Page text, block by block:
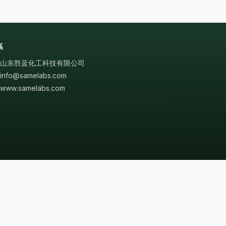
山东胜蓝化工科技有限公司
info@samelabs.com
www.samelabs.com